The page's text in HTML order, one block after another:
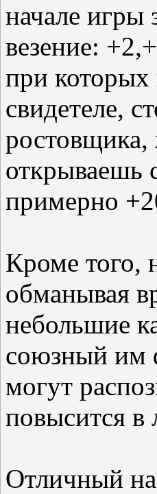
начале игры
везение:
при которых
свидетеле,
ростовщика,
открываешь
примерно
Кроме того,
обманывая
небольшие
союзный им
могут
повысится
Отличный на